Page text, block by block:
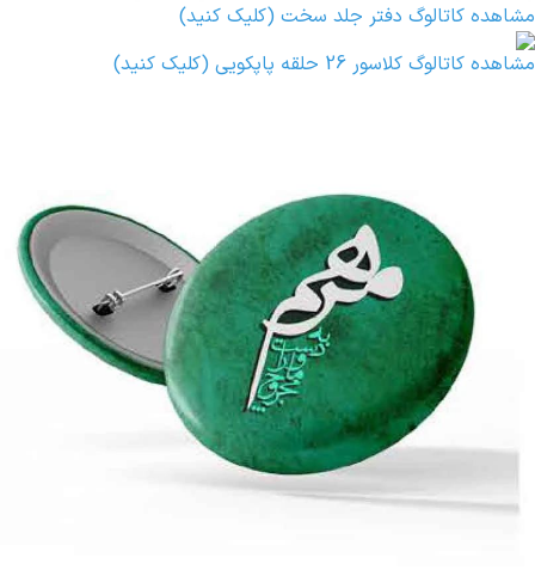
مشاهده کاتالوگ دفتر جلد سخت (کلیک کنید)
مشاهده کاتالوگ کلاسور 26 حلقه پاپکویی (کلیک کنید)